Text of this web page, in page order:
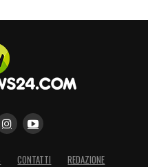
CONTATTI
REDAZIONE